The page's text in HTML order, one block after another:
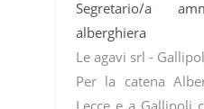
Segretario/a
alberghiera
Le agavi srl -
Per la catena
Lecce e a Gallipoli